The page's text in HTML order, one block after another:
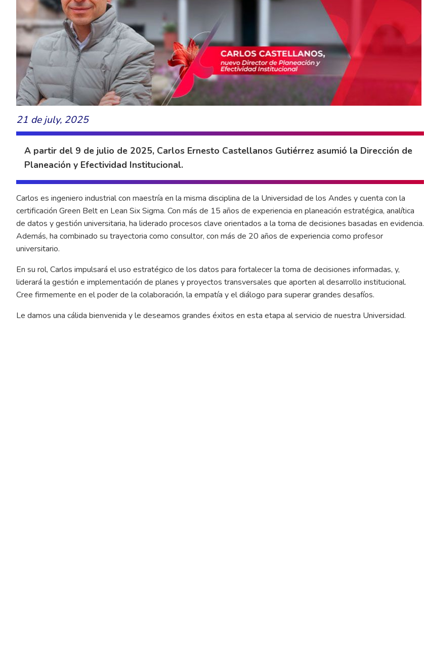
21 de july, 2025
A partir del 9 de julio de 2025, Carlos Ernesto Castellanos Gutiérrez asumió la Dirección de
Planeación y Efectividad Institucional.
Carlos es ingeniero industrial con maestría en la misma disciplina de la Universidad de los Andes y cuenta con la
certificación Green Belt en Lean Six Sigma. Con más de 15 años de experiencia en planeación estratégica, analítica
de datos y gestión universitaria, ha liderado procesos clave orientados a la toma de decisiones basadas en evidencia.
Además, ha combinado su trayectoria como consultor, con más de 20 años de experiencia como profesor
universitario.
En su rol, Carlos impulsará el uso estratégico de los datos para fortalecer la toma de decisiones informadas, y,
liderará la gestión e implementación de planes y proyectos transversales que aporten al desarrollo institucional.
Cree firmemente en el poder de la colaboración, la empatía y el diálogo para superar grandes desafíos.
Le damos una cálida bienvenida y le deseamos grandes éxitos en esta etapa al servicio de nuestra Universidad.